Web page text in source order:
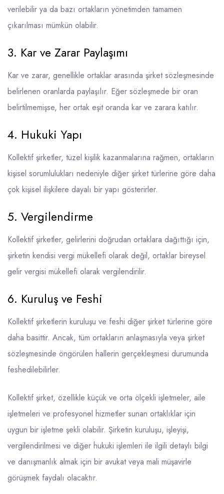
verilebilir ya da bazı ortakların yönetimden tamamen
çıkarılması mümkün olabilir.
3. Kar ve Zarar Paylaşımı
Kar ve zarar, genellikle ortaklar arasında şirket sözleşmesinde
belirlenen oranlarda paylaşılır. Eğer sözleşmede bir oran
belirtilmemişse, her ortak eşit oranda kar ve zarara katılır.
4. Hukuki Yapı
Kollektif şirketler, tüzel kişilik kazanmalarına rağmen, ortakların
kişisel sorumlulukları nedeniyle diğer şirket türlerine göre daha
çok kişisel ilişkilere dayalı bir yapı gösterirler.
5. Vergilendirme
Kollektif şirketler, gelirlerini doğrudan ortaklara dağıttığı için,
şirketin kendisi vergi mükellefi olarak değil, ortaklar bireysel
gelir vergisi mükellefi olarak vergilendirilir.
6. Kuruluş ve Feshi
Kollektif şirketlerin kuruluşu ve feshi diğer şirket türlerine göre
daha basittir. Ancak, tüm ortakların anlaşmasıyla veya şirket
sözleşmesinde öngörülen hallerin gerçekleşmesi durumunda
feshedilebilirler.
Kollektif şirket, özellikle küçük ve orta ölçekli işletmeler, aile
işletmeleri ve profesyonel hizmetler sunan ortaklıklar için
uygun bir işletme şekli olabilir. Şirketin kuruluşu, işleyişi,
vergilendirilmesi ve diğer hukuki işlemleri ile ilgili detaylı bilgi
ve danışmanlık almak için bir avukat veya mali müşavirle
görüşmek faydalı olacaktır.